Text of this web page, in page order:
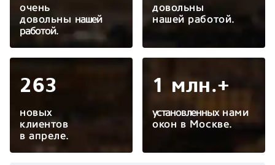
1 млн.+
установленныхнами
окон в Москве.
263
новых
клиентов
в апреле.
очень
довольны нашей
работой.
довольны
нашей работой.